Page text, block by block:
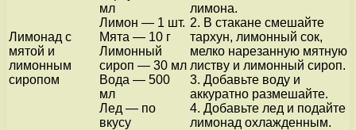
Лимонад с
мятой и
лимонным
сиропом
мл
Лимон — 1 шт.
Мята — 10 г
Лимонный
сироп — 30 мл
Вода — 500
мл
Лед — по
вкусу
лимона.
2. В стакане смешайте
тархун, лимонный сок,
мелко нарезанную мятную
листву и лимонный сироп.
3. Добавьте воду и
аккуратно размешайте.
4. Добавьте лед и подайте
лимонад охлажденным.